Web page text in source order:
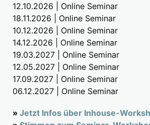
12.10.2026 | Online Seminar
18.11.2026 | Online Seminar
10.12.2026 | Online Seminar
14.12.2026 | Online Seminar
19.03.2027 | Online Seminar
12.05.2027 | Online Seminar
17.09.2027 | Online Seminar
06.12.2027 | Online Seminar
» Jetzt Infos über Inhouse-